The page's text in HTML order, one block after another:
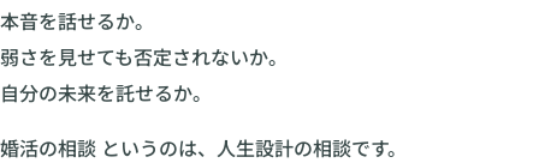
本音を話せるか。
弱さを見せても否定されないか。
自分の未来を託せるか。
婚活の相談 というのは、人生設計の相談です。